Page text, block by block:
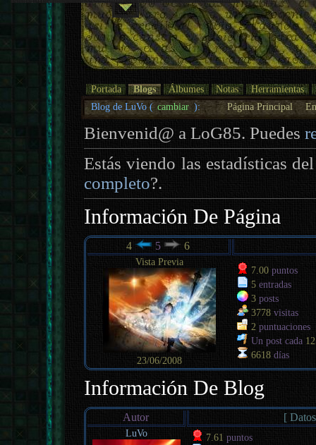
Portada Blogs Álbumes Notas
Herramientas
Blog de LuVo ( cambiar ): Página Principal
Bienvenid@ a LoG85. Puedes
Estás viendo las estadísticas
completo?.
Información De Página
4 5 6
Vista Previa
23/06/2008
7.00puntos
5entradas
3posts
3778visitas
2 puntuaciones
Un post cada
6618días
Información De Blog
Autor [
LuVo 7.61 puntos